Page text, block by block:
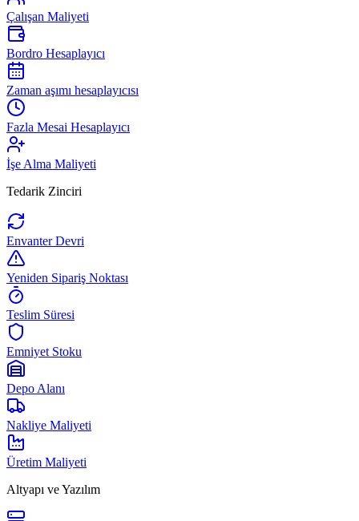
Çalışan Maliyeti
Bordro Hesaplayıcı
Zaman aşımı hesaplayıcısı
Fazla Mesai Hesaplayıcı
İşe Alma Maliyeti
Tedarik Zinciri
Envanter Devri
Yeniden Sipariş Noktası
Teslim Süresi
Emniyet Stoku
Depo Alanı
Nakliye Maliyeti
Üretim Maliyeti
Altyapı ve Yazılım